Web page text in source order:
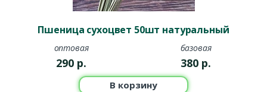
Пшеница сухоцвет 50шт натуральный
оптовая
290 р.
базовая
380 р.
В корзину